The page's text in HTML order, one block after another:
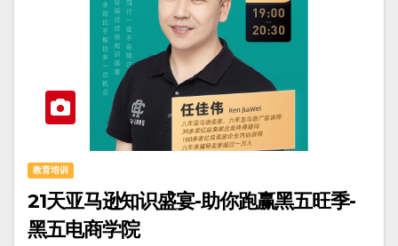
教育培训
21天亚马逊知识盛宴-助你跑赢黑五旺季-
黑五电商学院